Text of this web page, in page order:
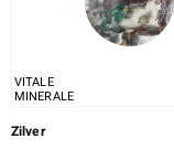
VITALE
MINERALE
Zilver